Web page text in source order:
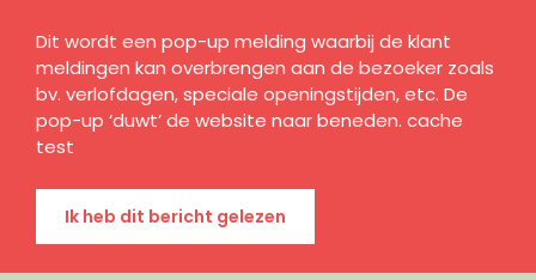
Dit wordt een pop-up melding waarbij de klant
meldingen kan overbrengen aan de bezoeker zoals
bv. verlofdagen, speciale openingstijden, etc. De
pop-up ‘duwt’ de website naar beneden. cache
test
Ik heb dit bericht gelezen